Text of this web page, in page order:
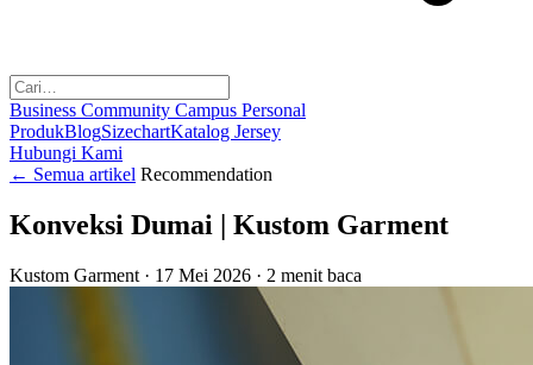
Business Community Campus Personal
ProdukBlogSizechartKatalog Jersey
Hubungi Kami
← Semua artikel Recommendation
Konveksi Dumai | Kustom Garment
Kustom Garment · 17 Mei 2026 · 2 menit baca